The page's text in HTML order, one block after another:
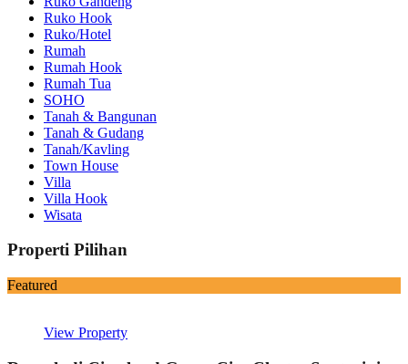
Ruko Hook
Ruko/Hotel
Rumah
Rumah Hook
Rumah Tua
SOHO
Tanah & Bangunan
Tanah & Gudang
Tanah/Kavling
Town House
Villa
Villa Hook
Wisata
Properti Pilihan
Featured
View Property